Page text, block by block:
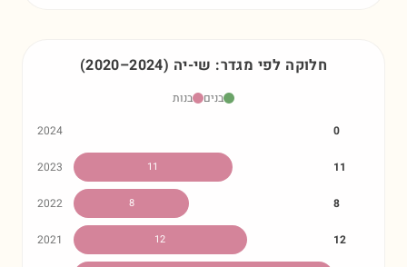
חלוקה לפי מגדר: שי-יה (2020–2024)
בנים
בנות
2024
0
2023 11 11
2022 8 8
2021 12 12